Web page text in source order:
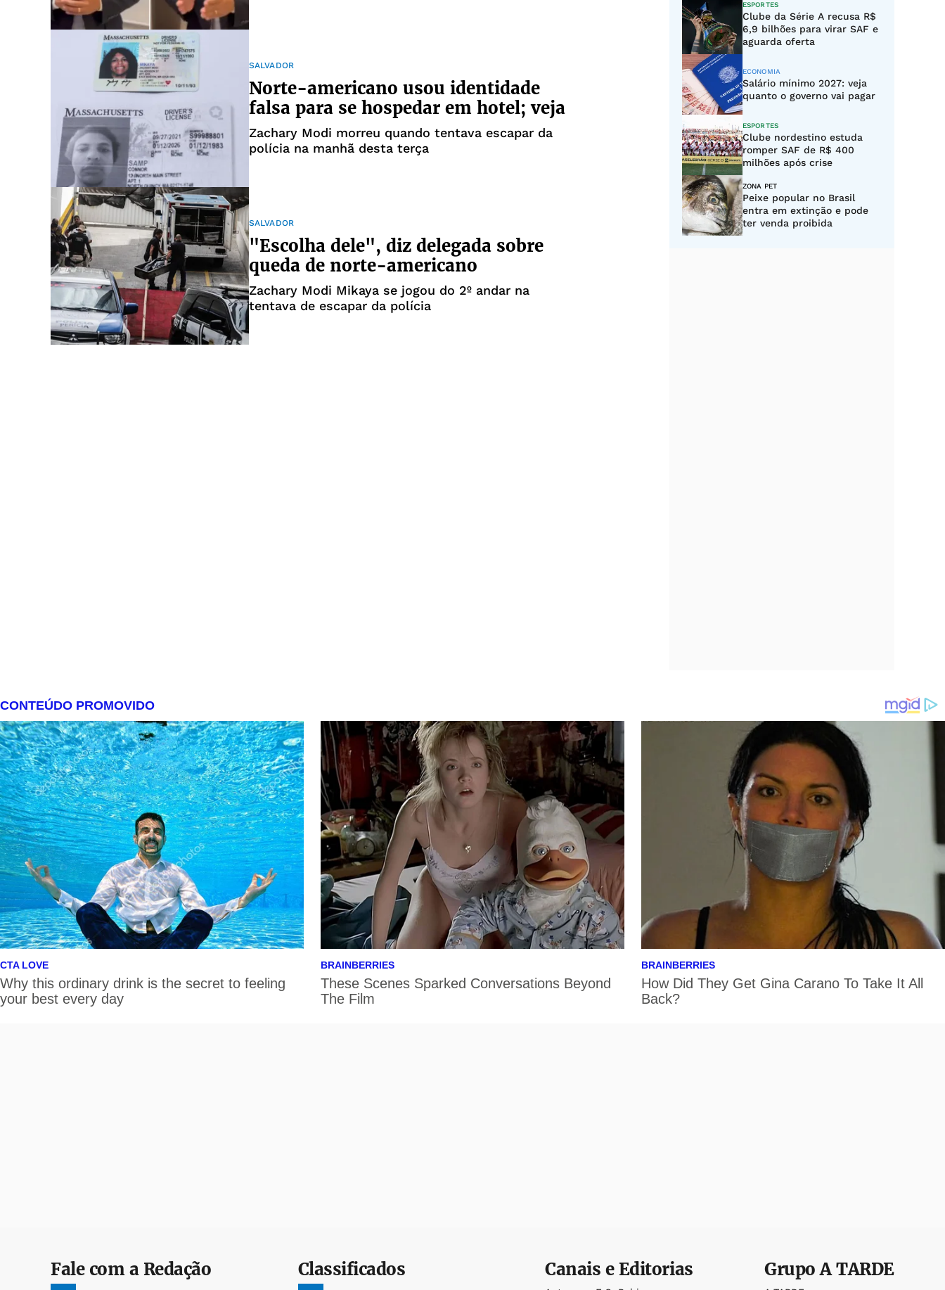
SALVADOR
Norte-americano usou identidade
falsa para se hospedar em hotel; veja
Zachary Modi morreu quando tentava escapar da
polícia na manhã desta terça
SALVADOR
"Escolha dele", diz delegada sobre
queda de norte-americano
Zachary Modi Mikaya se jogou do 2º andar na
tentava de escapar da polícia
ESPORTES
Clube da Série A recusa R$
6,9 bilhões para virar SAF e
aguarda oferta
ECONOMIA
Salário mínimo 2027: veja
quanto o governo vai pagar
ESPORTES
Clube nordestino estuda
romper SAF de R$ 400
milhões após crise
ZONA PET
Peixe popular no Brasil
entra em extinção e pode
ter venda proibida
Fale com a Redação Classificados Canais e Editorias GrupoA TARDE